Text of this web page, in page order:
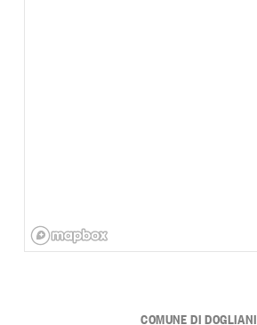
COMUNE DI DOGLIANI